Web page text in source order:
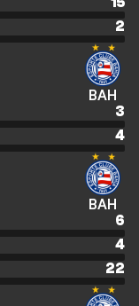
2
BAH
3
4
BAH
6
4
22